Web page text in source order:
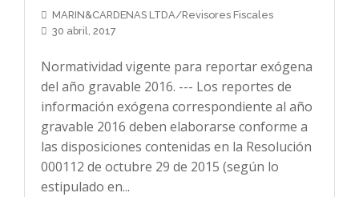
MARIN&CARDENAS LTDA/Revisores Fiscales
30 abril, 2017
Normatividad vigente para reportar exógena
del año gravable 2016. --- Los reportes de
información exógena correspondiente al año
gravable 2016 deben elaborarse conforme a
las disposiciones contenidas en la Resolución
000112 de octubre 29 de 2015 (según lo
estipulado en...